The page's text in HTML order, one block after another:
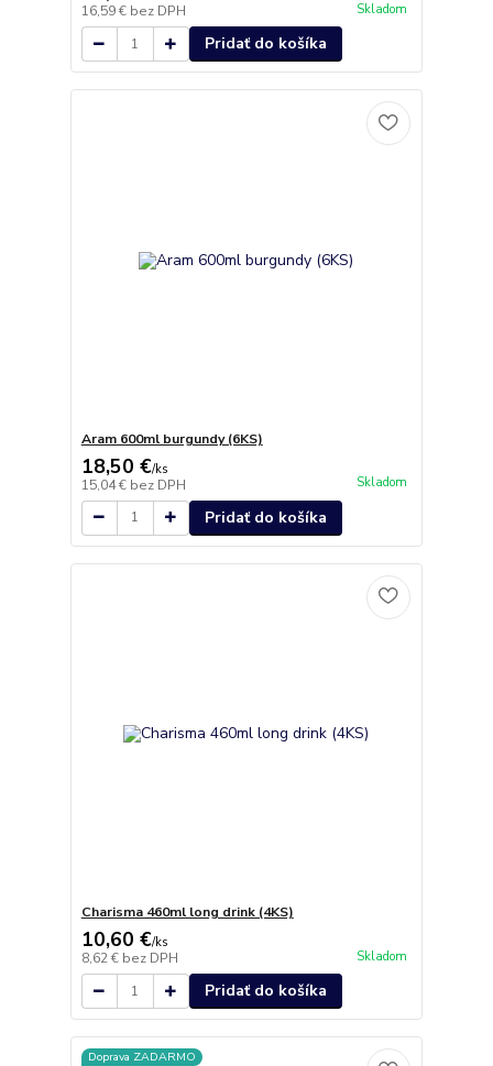
16,59 € bez DPH Skladom
Pridať do košíka
Aram 600ml burgundy (6KS)
18,50 €/ks
15,04 € bez DPH Skladom
Pridať do košíka
Charisma 460ml long drink (4KS)
10,60 €/ks
8,62 € bez DPH Skladom
Pridať do košíka
Doprava ZADARMO